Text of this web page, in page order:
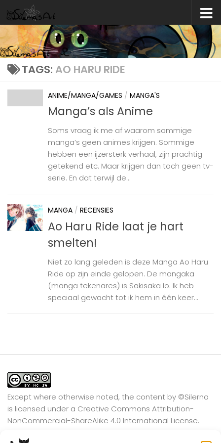
Skip to content
TAGS: AO HARU RIDE
ANIME/MANGA/GAMES / MANGA'S
Manga’s als Anime
Soms vraag ik me af waarom sommige
manga’s geen animes krijgen. Sommige
hebben een ijzersterk verhaal, zijn prachtig
getekend etc. Maar krijgen dan toch geen tv-
serie. En dat terwijl de...
MANGA / RECENSIES
Ao Haru Ride laat je hart
smelten!
Niet zo lang geleden is deze Manga Ao Haru
Ride op zijn einde gelopen. De mangaka
(manga tekenares) is Sakisaka Io. Ik heb
speciaal gewacht tot ik hem in één keer...
Except where otherwise noted, the content by ©Silerna
is licensed under a Creative Commons Attribution-
NonCommercial-ShareAlike 4.0 International License.